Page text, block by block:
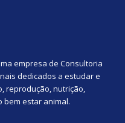
empresa de Consultoria
dedicados a estudar e
reprodução, nutrição,
bem estar animal.